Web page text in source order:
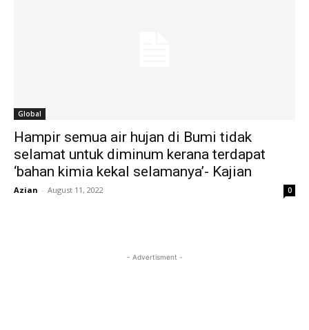
Global
Hampir semua air hujan di Bumi tidak
selamat untuk diminum kerana terdapat
‘bahan kimia kekal selamanya’- Kajian
Azian - August 11, 2022 0
- Advertisment -